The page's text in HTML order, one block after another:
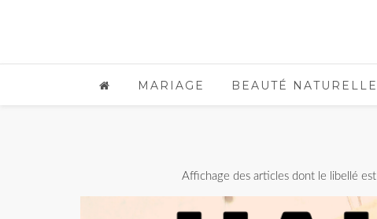
MARIAGE BEAUTÉ NATURELLE
Affichage des articles dont le libellé est